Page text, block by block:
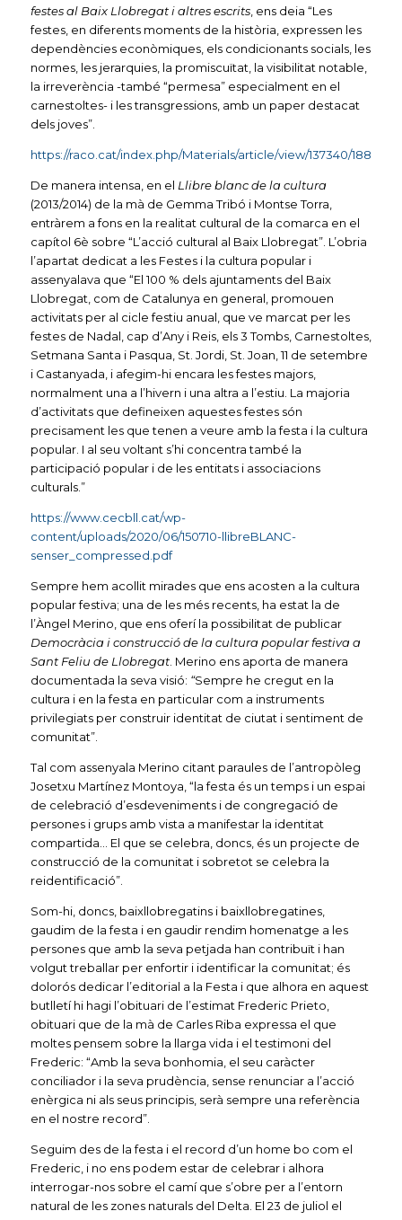
festes al Baix Llobregat i altres escrits, ens deia “Les
festes, en diferents moments de la història, expressen les
dependències econòmiques, els condicionants socials, les
normes, les jerarquies, la promiscuïtat, la visibilitat notable,
la irreverència -també “permesa” especialment en el
carnestoltes- i les transgressions, amb un paper destacat
dels joves”.
https://raco.cat/index.php/Materials/article/view/137340/188998
De manera intensa, en el Llibre blanc de la cultura
(2013/2014) de la mà de Gemma Tribó i Montse Torra,
entràrem a fons en la realitat cultural de la comarca en el
capítol 6è sobre “L’acció cultural al Baix Llobregat”. L’obria
l’apartat dedicat a les Festes i la cultura popular i
assenyalava que “El 100 % dels ajuntaments del Baix
Llobregat, com de Catalunya en general, promouen
activitats per al cicle festiu anual, que ve marcat per les
festes de Nadal, cap d’Any i Reis, els 3 Tombs, Carnestoltes,
Setmana Santa i Pasqua, St. Jordi, St. Joan, 11 de setembre
i Castanyada, i afegim-hi encara les festes majors,
normalment una a l’hivern i una altra a l’estiu. La majoria
d’activitats que defineixen aquestes festes són
precisament les que tenen a veure amb la festa i la cultura
popular. I al seu voltant s’hi concentra també la
participació popular i de les entitats i associacions
culturals.”
https://www.cecbll.cat/wp-
content/uploads/2020/06/150710-llibreBLANC-
senser_compressed.pdf
Sempre hem acollit mirades que ens acosten a la cultura
popular festiva; una de les més recents, ha estat la de
l’Àngel Merino, que ens oferí la possibilitat de publicar
Democràcia i construcció de la cultura popular festiva a
Sant Feliu de Llobregat. Merino ens aporta de manera
documentada la seva visió: “Sempre he cregut en la
cultura i en la festa en particular com a instruments
privilegiats per construir identitat de ciutat i sentiment de
comunitat”.
Tal com assenyala Merino citant paraules de l’antropòleg
Josetxu Martínez Montoya, “la festa és un temps i un espai
de celebració d’esdeveniments i de congregació de
persones i grups amb vista a manifestar la identitat
compartida… El que se celebra, doncs, és un projecte de
construcció de la comunitat i sobretot se celebra la
reidentificació”.
Som-hi, doncs, baixllobregatins i baixllobregatines,
gaudim de la festa i en gaudir rendim homenatge a les
persones que amb la seva petjada han contribuït i han
volgut treballar per enfortir i identificar la comunitat; és
dolorós dedicar l’editorial a la Festa i que alhora en aquest
butlletí hi hagi l’obituari de l’estimat Frederic Prieto,
obituari que de la mà de Carles Riba expressa el que
moltes pensem sobre la llarga vida i el testimoni del
Frederic: “Amb la seva bonhomia, el seu caràcter
conciliador i la seva prudència, sense renunciar a l’acció
enèrgica ni als seus principis, serà sempre una referència
en el nostre record”.
Seguim des de la festa i el record d’un home bo com el
Frederic, i no ens podem estar de celebrar i alhora
interrogar-nos sobre el camí que s’obre per a l’entorn
natural de les zones naturals del Delta. El 23 de juliol el